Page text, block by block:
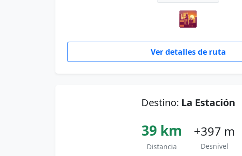
🌇
Ver detalles de ruta
Destino: La Estación
39 km
Distancia
+397 m
Desnivel